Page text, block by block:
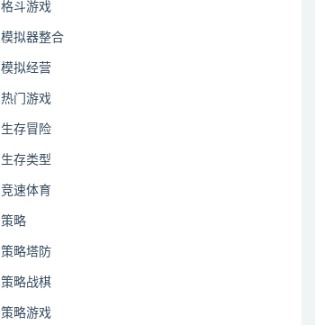
格斗游戏
模拟器整合
模拟经营
热门游戏
生存冒险
生存类型
竞速体育
策略
策略塔防
策略战棋
策略游戏